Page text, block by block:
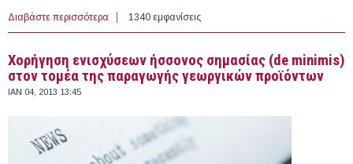
Διαβάστε περισσότερα για 21-24/2/2013 - EnergyTech 2013 (Θεσσαλονίκη)
1340 εμφανίσεις
Χορήγηση ενισχύσεων ήσσονος σημασίας (de minimis)
στον τομέα της παραγωγής γεωργικών προϊόντων
ΙΑΝ 04, 2013 13:45